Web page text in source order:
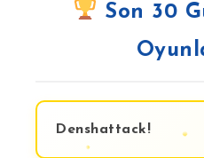
Son 30
Denshattack!